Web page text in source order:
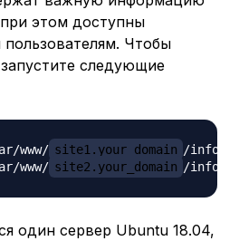
этом доступны
Чтобы
следующие
www/ site1.your_domain
www/ site2.your_domain
один сервер Ubuntu 18.04,